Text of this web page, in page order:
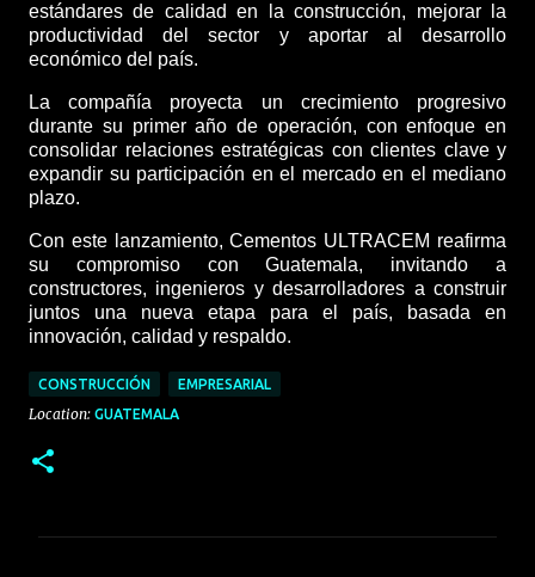
estándares de calidad en la construcción, mejorar la
productividad del sector y aportar al desarrollo
económico del país.
La compañía proyecta un crecimiento progresivo
durante su primer año de operación, con enfoque en
consolidar relaciones estratégicas con clientes clave y
expandir su participación en el mercado en el mediano
plazo.
Con este lanzamiento, Cementos ULTRACEM reafirma
su compromiso con Guatemala, invitando a
constructores, ingenieros y desarrolladores a construir
juntos una nueva etapa para el país, basada en
innovación, calidad y respaldo.
CONSTRUCCIÓN EMPRESARIAL
Location: GUATEMALA